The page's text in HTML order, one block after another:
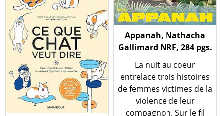
Appanah, Nathacha
Gallimard NRF, 284 pgs.
La nuit au coeur
entrelace trois histoires
de femmes victimes de la
violence de leur
compagnon. Sur le fil